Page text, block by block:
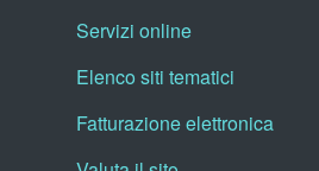
Servizi online
Elenco siti tematici
Fatturazione elettronica